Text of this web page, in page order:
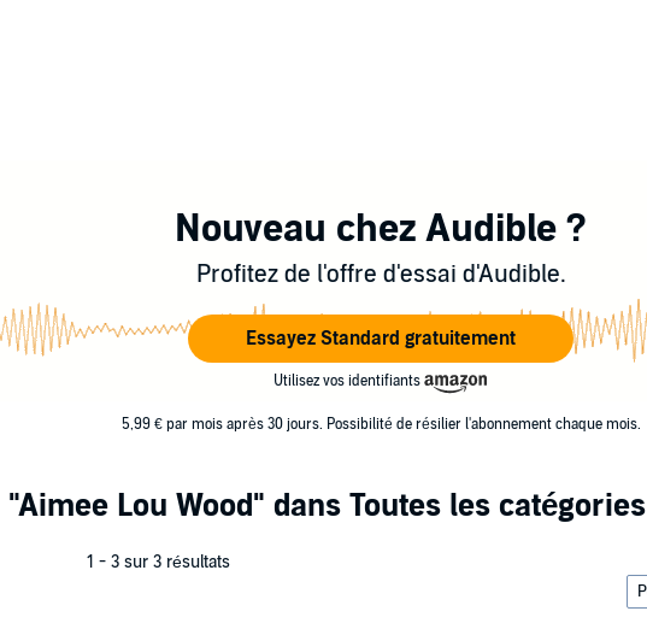
Nouveau chez Audible ?
Profitez de l'offre d'essai d'Audible.
Essayez Standard gratuitement
Utilisez vos identifiants
5,99 € par mois après 30 jours. Possibilité de résilier l'abonnement chaque mois.
"Aimee Lou Wood" dans Toutes les catégories
1 - 3 sur 3 résultats